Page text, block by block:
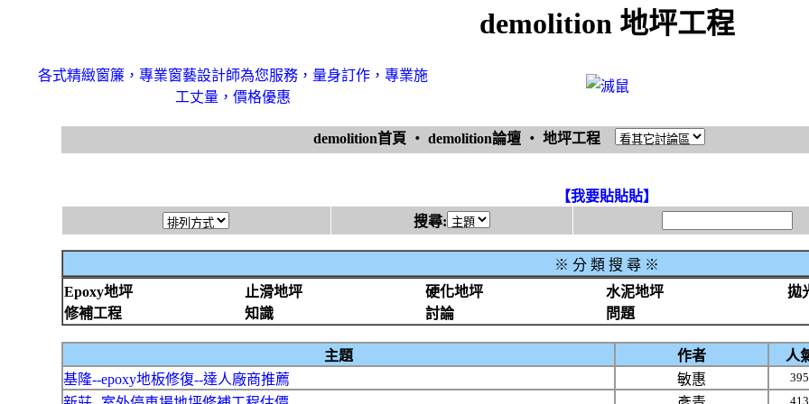
demolition 地坪工程
各式精緻窗簾，專業窗藝設計師為您服務，量身訂作，專業施
工丈量，價格優惠
demolition首頁 ‧ demolition論壇 ‧ 地坪工程
【我要貼貼貼】
搜尋:
※ 分 類 搜 尋 ※
Epoxy地坪
止滑地坪 硬化地坪 水泥地坪
拋
修補工程
知識 討論 問題
主題 作者
人
基隆--epoxy地板修復--達人廠商推薦
敏惠 395
413